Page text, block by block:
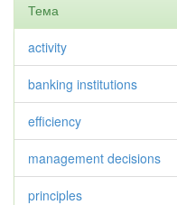
Тема
activity
banking institutions
efficiency
management decisions
principles